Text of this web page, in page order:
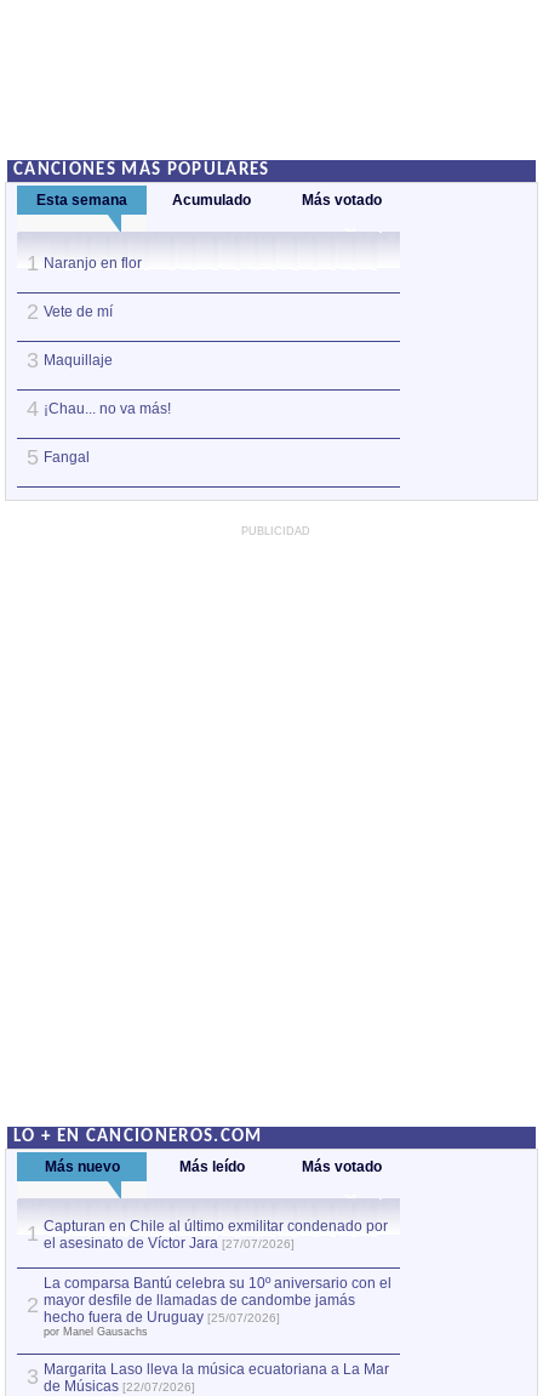
CANCIONES MÁS POPULARES
Esta semana Acumulado Más votado
1 Naranjo en flor
2 Vete de mí
3 Maquillaje
4 ¡Chau... no va más!
5 Fangal
PUBLICIDAD
LO + EN CANCIONEROS.COM
Más nuevo Más leído Más votado
1 Capturan en Chile al último exmilitar condenado por
el asesinato de Víctor Jara [27/07/2026]
2
La comparsa Bantú celebra su 10º aniversario con el
mayor desfile de llamadas de candombe jamás
hecho fuera de Uruguay [25/07/2026]
por Manel Gausachs
3 Margarita Laso lleva la música ecuatoriana a La Mar
de Músicas [22/07/2026]